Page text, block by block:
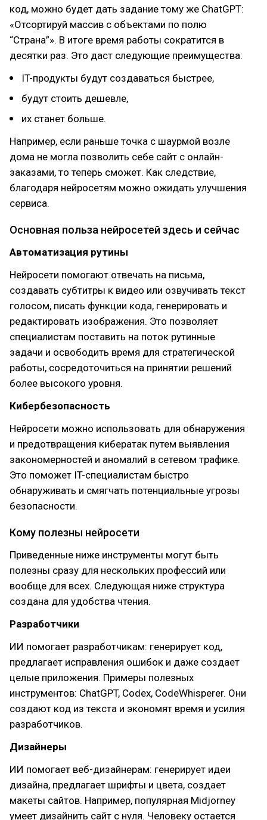
код, можно будет дать задание тому же ChatGPT:
«Отсортируй массив с объектами по полю
“Страна”». В итоге время работы сократится в
десятки раз. Это даст следующие преимущества:
IT-продукты будут создаваться быстрее,
будут стоить дешевле,
их станет больше.
Например, если раньше точка с шаурмой возле
дома не могла позволить себе сайт с онлайн-
заказами, то теперь сможет. Как следствие,
благодаря нейросетям можно ожидать улучшения
сервиса.
Основная польза нейросетей здесь и сейчас
Автоматизация рутины
Нейросети помогают отвечать на письма,
создавать субтитры к видео или озвучивать текст
голосом, писать функции кода, генерировать и
редактировать изображения. Это позволяет
специалистам поставить на поток рутинные
задачи и освободить время для стратегической
работы, сосредоточиться на принятии решений
более высокого уровня.
Кибербезопасность
Нейросети можно использовать для обнаружения
и предотвращения кибератак путем выявления
закономерностей и аномалий в сетевом трафике.
Это поможет IT-специалистам быстро
обнаруживать и смягчать потенциальные угрозы
безопасности.
Кому полезны нейросети
Приведенные ниже инструменты могут быть
полезны сразу для нескольких профессий или
вообще для всех. Следующая ниже структура
создана для удобства чтения.
Разработчики
ИИ помогает разработчикам: генерирует код,
предлагает исправления ошибок и даже создает
целые приложения. Примеры полезных
инструментов: ChatGPT, Codex, CodeWhisperer. Они
создают код из текста и экономят время и усилия
разработчиков.
Дизайнеры
ИИ помогает веб-дизайнерам: генерирует идеи
дизайна, предлагает шрифты и цвета, создает
макеты сайтов. Например, популярная Midjorney
умеет дизайнить сайт с нуля. Человеку остается